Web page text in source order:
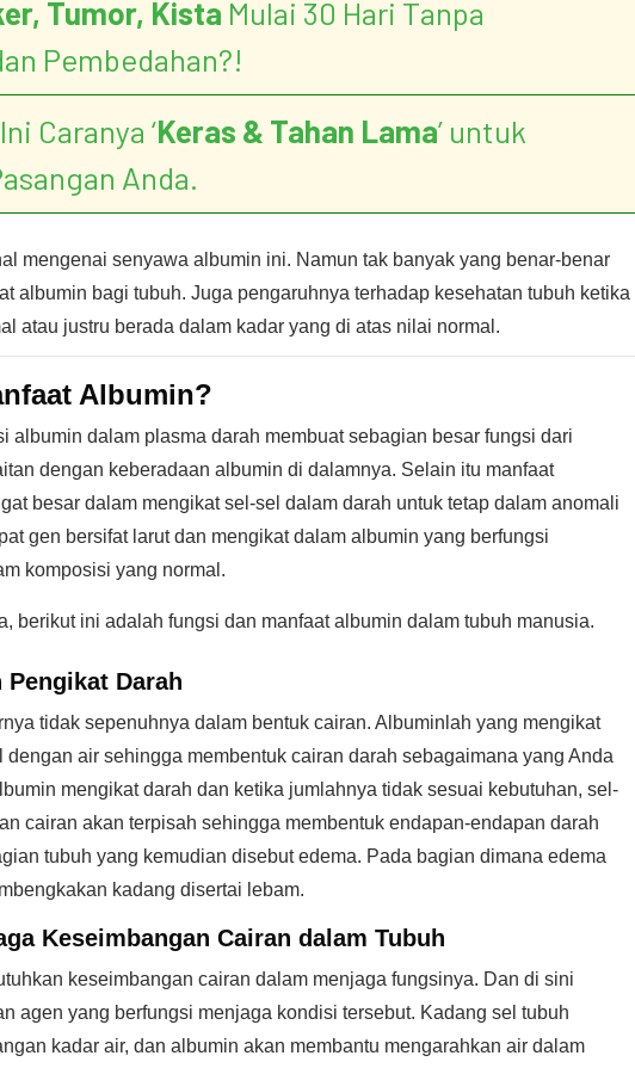
Tumor, Kista Mulai 30 Hari Tanpa
Pembedahan?!
Caranya ‘Keras & Tahan Lama’ untuk
Anda.
mengenai senyawa albumin ini. Namun tak banyak yang benar-benar
albumin bagi tubuh. Juga pengaruhnya terhadap kesehatan tubuh ketika
atau justru berada dalam kadar yang di atas nilai normal.
Albumin?
albumin dalam plasma darah membuat sebagian besar fungsi dari
dengan keberadaan albumin di dalamnya. Selain itu manfaat
besar dalam mengikat sel-sel dalam darah untuk tetap dalam anomali
gen bersifat larut dan mengikat dalam albumin yang berfungsi
komposisi yang normal.
berikut ini adalah fungsi dan manfaat albumin dalam tubuh manusia.
Pengikat Darah
tidak sepenuhnya dalam bentuk cairan. Albuminlah yang mengikat
dengan air sehingga membentuk cairan darah sebagaimana yang Anda
mengikat darah dan ketika jumlahnya tidak sesuai kebutuhan, sel-
cairan akan terpisah sehingga membentuk endapan-endapan darah
tubuh yang kemudian disebut edema. Pada bagian dimana edema
kadang disertai lebam.
Keseimbangan Cairan dalam Tubuh
keseimbangan cairan dalam menjaga fungsinya. Dan di sini
agen yang berfungsi menjaga kondisi tersebut. Kadang sel tubuh
kadar air, dan albumin akan membantu mengarahkan air dalam